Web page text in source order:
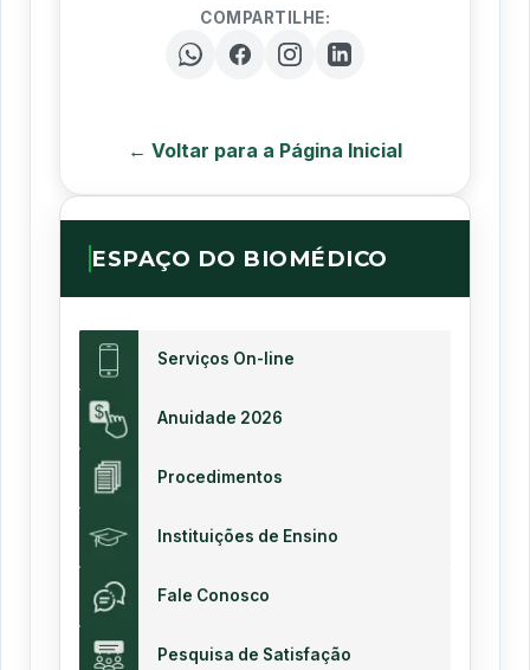
COMPARTILHE:
← Voltar para a Página Inicial
ESPAÇO DO BIOMÉDICO
Serviços On-line
Anuidade 2026
Procedimentos
Instituições de Ensino
Fale Conosco
Pesquisa de Satisfação